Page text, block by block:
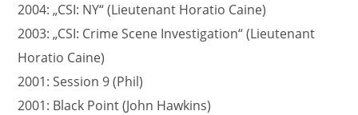
2004: „CSI: NY“ (Lieutenant Horatio Caine)
2003: „CSI: Crime Scene Investigation“ (Lieutenant
Horatio Caine)
2001: Session 9 (Phil)
2001: Black Point (John Hawkins)